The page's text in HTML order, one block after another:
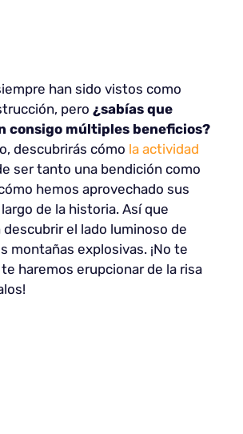
han sido vistos como
pero ¿sabías que
consigo múltiples beneficios?
descubrirás cómo la actividad
ser tanto una bendición como
hemos aprovechado sus
de la historia. Así que
descubrir el lado luminoso de
montañas explosivas. ¡No te
haremos erupcionar de la risa